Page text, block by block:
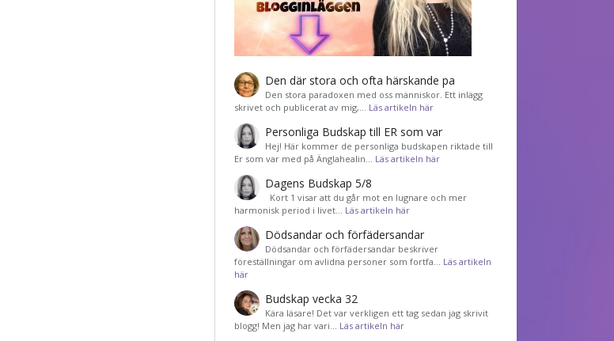
Den där stora och ofta härskande pa
Den stora paradoxen med oss människor. Ett inlägg
skrivet och publicerat av mig,… Läs artikeln här
Personliga Budskap till ER som var
Hej! Här kommer de personliga budskapen riktade till
Er som var med på Änglahealin… Läs artikeln här
Dagens Budskap 5/8
Kort 1 visar att du går mot en lugnare och mer
harmonisk period i livet… Läs artikeln här
Dödsandar och förfädersandar
Dödsandar och förfädersandar beskriver
föreställningar om avlidna personer som fortfa… Läs artikeln
här
Budskap vecka 32
Kära läsare! Det var verkligen ett tag sedan jag skrivit
blogg! Men jag har vari… Läs artikeln här